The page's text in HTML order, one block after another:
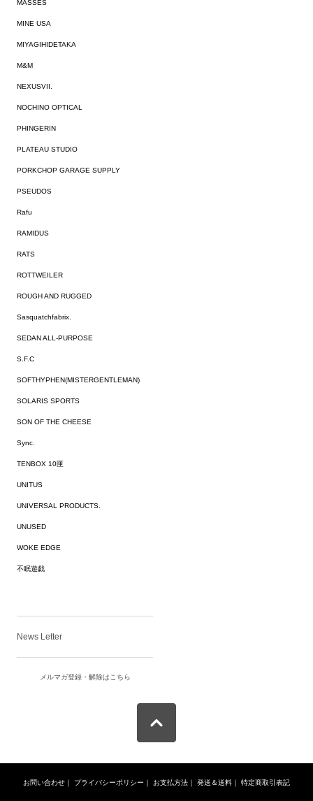
MASSES
MINE USA
MIYAGIHIDETAKA
M&M
NEXUSVII.
NOCHINO OPTICAL
PHINGERIN
PLATEAU STUDIO
PORKCHOP GARAGE SUPPLY
PSEUDOS
Rafu
RAMIDUS
RATS
ROTTWEILER
ROUGH AND RUGGED
Sasquatchfabrix.
SEDAN ALL-PURPOSE
S.F.C
SOFTHYPHEN(MISTERGENTLEMAN)
SOLARIS SPORTS
SON OF THE CHEESE
Sync.
TENBOX 10匣
UNITUS
UNIVERSAL PRODUCTS.
UNUSED
WOKE EDGE
不眠遊戯
News Letter
メルマガ登録・解除はこちら
お問い合わせ ｜ プライバシーポリシー ｜ お支払方法 ｜ 発送＆送料 ｜ 特定商取引表記